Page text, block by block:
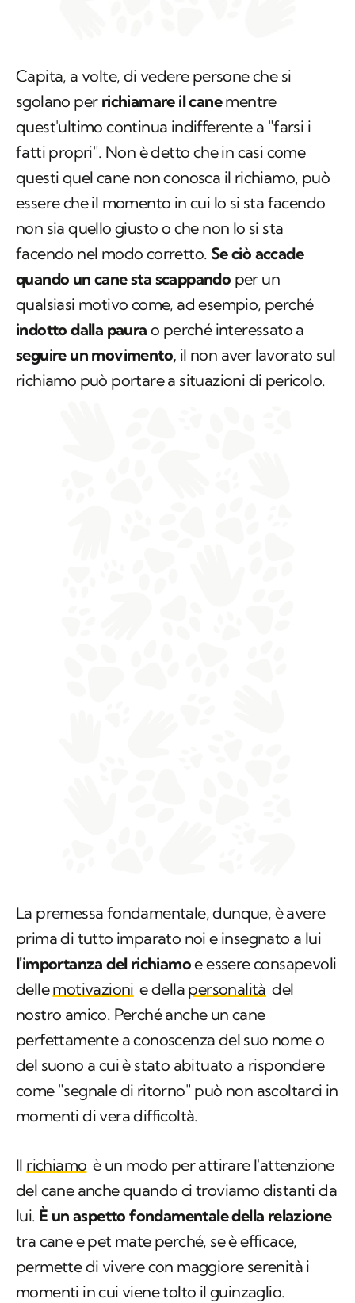
Capita, a volte, di vedere persone che si
sgolano per richiamare il canementre
quest'ultimo continua indifferente a "farsi i
fatti propri". Non è detto che in casi come
questi quel cane non conosca il richiamo, può
essere che il momento in cui lo si sta facendo
non sia quello giusto o che non lo si sta
facendo nel modo corretto. Se ciò accade
quando un cane sta scappando per un
qualsiasi motivo come, ad esempio, perché
indotto dalla paura o perché interessato a
seguire un movimento, il non aver lavorato sul
richiamo può portare a situazioni di pericolo.
La premessa fondamentale, dunque, è avere
prima di tutto imparato noi e insegnato a lui
l'importanza del richiamoe essere consapevoli
dellemotivazioni e della personalità del
nostro amico. Perché anche un cane
perfettamente a conoscenza del suo nome o
del suono a cui è stato abituato a rispondere
come "segnale di ritorno" può non ascoltarci in
momenti di vera difficoltà.
Ilrichiamo è un modo per attirare l'attenzione
del cane anche quando ci troviamo distanti da
lui. È un aspetto fondamentale della relazione
tra cane e pet mate perché, se è efficace,
permette di vivere con maggiore serenità i